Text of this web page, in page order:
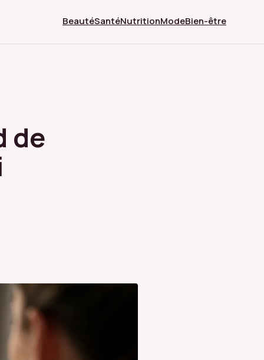
BeautéSantéNutritionModeBien-être
de